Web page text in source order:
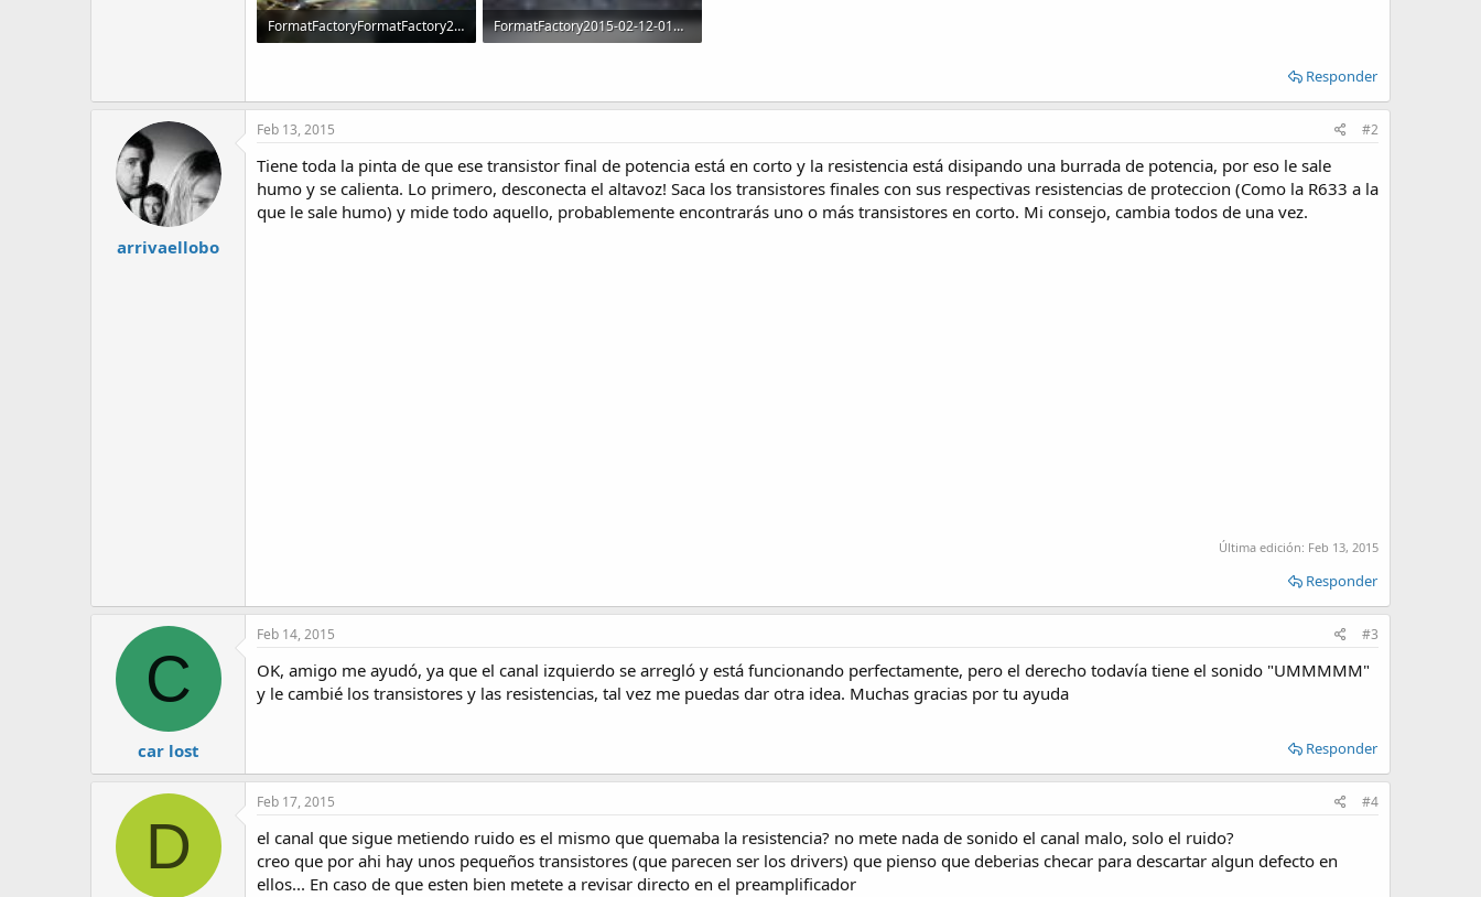
FormatFactoryFormatFactory2015-02-12-016.jpg
FormatFactory2015-02-12-017.jpg
Responder
arrivaellobo
Feb 13, 2015 #2
Tiene toda la pinta de que ese transistor final de potencia está en corto y la resistencia está disipando una burrada de potencia, por eso le sale
humo y se calienta. Lo primero, desconecta el altavoz! Saca los transistores finales con sus respectivas resistencias de proteccion (Como la R633 a la
que le sale humo) y mide todo aquello, probablemente encontrarás uno o más transistores en corto. Mi consejo, cambia todos de una vez.
Última edición: Feb 13, 2015
Responder
C
car lost
Feb 14, 2015 #3
OK, amigo me ayudó, ya que el canal izquierdo se arregló y está funcionando perfectamente, pero el derecho todavía tiene el sonido "UMMMMM"
y le cambié los transistores y las resistencias, tal vez me puedas dar otra idea. Muchas gracias por tu ayuda
Responder
D
Feb 17, 2015 #4
el canal que sigue metiendo ruido es el mismo que quemaba la resistencia? no mete nada de sonido el canal malo, solo el ruido?
creo que por ahi hay unos pequeños transistores (que parecen ser los drivers) que pienso que deberias checar para descartar algun defecto en
ellos... En caso de que esten bien metete a revisar directo en el preamplificador